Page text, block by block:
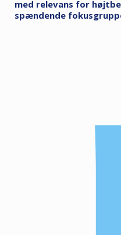
med relevans for
spændende